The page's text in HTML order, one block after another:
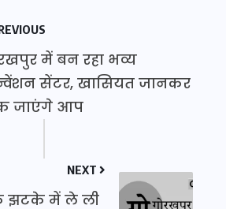
में बन रहा भव्य
सेंटर, खासियत जानकर
जाएंगे आप
NEXT
झटके में ले ली